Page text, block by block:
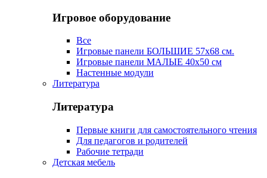
Игровое оборудование
Все
Игровые панели БОЛЬШИЕ 57х68 см.
Игровые панели МАЛЫЕ 40х50 см
Настенные модули
Литература
Литература
Первые книги для самостоятельного чтения
Для педагогов и родителей
Рабочие тетради
Детская мебель